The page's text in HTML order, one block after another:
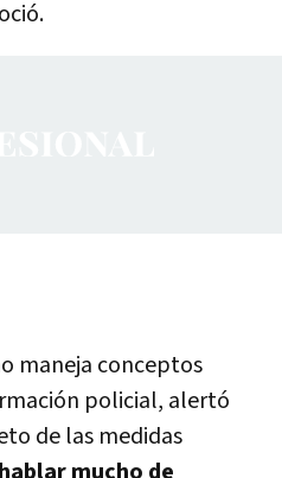
maneja conceptos
policial, alertó
de las medidas